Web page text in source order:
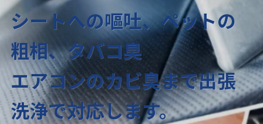
シートへの嘔吐、ペットの
粗相、タバコ臭
エアコンのカビ臭まで出張
洗浄で対応します。
シートへの嘔吐、ペットの
粗相、タバコ臭
エアコンのカビ臭まで出張
洗浄で対応します。
シートへの嘔吐、ペットの
粗相、タバコ臭
エアコンのカビ臭まで出張
洗浄で対応します。
シートへの嘔吐、ペットの
粗相、タバコ臭
エアコンのカビ臭まで出張
洗浄で対応します。